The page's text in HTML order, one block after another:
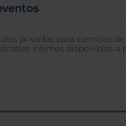
privadas para comidas
íntimos disponibles a